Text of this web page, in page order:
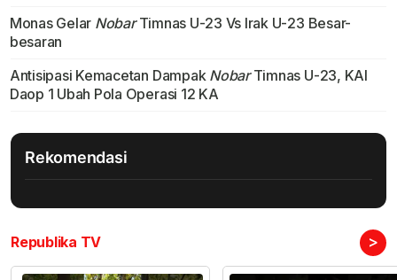
Monas Gelar NobarTimnas U-23 Vs Irak U-23 Besar-
besaran
Antisipasi Kemacetan Dampak NobarTimnas U-23, KAI
Daop 1 Ubah Pola Operasi 12 KA
Rekomendasi
Republika TV >